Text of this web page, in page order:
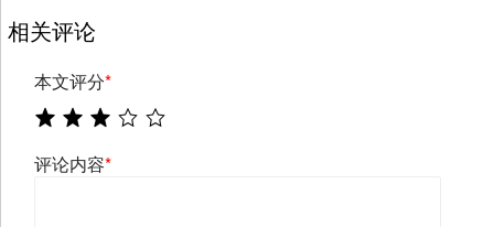
相关评论
本文评分*
评论内容*